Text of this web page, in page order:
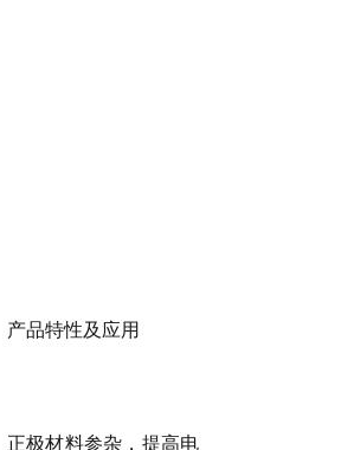
产品特性及应用
正极材料参杂，提高电